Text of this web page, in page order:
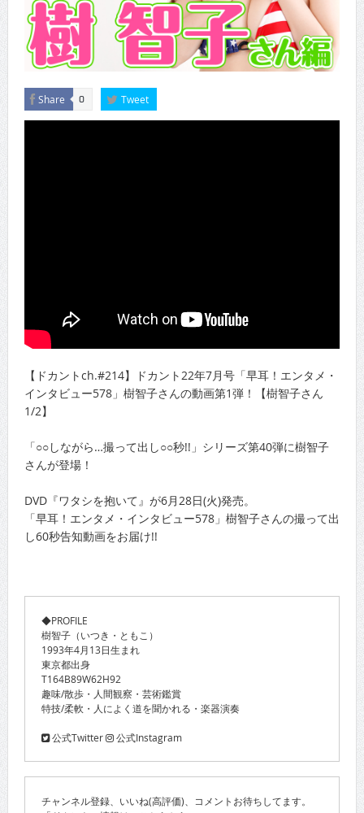
Share 0 Tweet
【ドカントch.#214】ドカント22年7月号「早耳！エンタメ・
インタビュー578」樹智子さんの動画第1弾！【樹智子さん
1/2】
「○○しながら…撮って出し○○秒!!」シリーズ第40弾に樹智子
さんが登場！
DVD『ワタシを抱いて』が6月28日(火)発売。
「早耳！エンタメ・インタビュー578」樹智子さんの撮って出
し60秒告知動画をお届け!!
◆PROFILE
樹智子（いつき・ともこ）
1993年4月13日生まれ
東京都出身
T164B89W62H92
趣味/散歩・人間観察・芸術鑑賞
特技/柔軟・人によく道を聞かれる・楽器演奏
公式Twitter 公式Instagram
チャンネル登録、いいね(高評価)、コメントお待ちしてます。